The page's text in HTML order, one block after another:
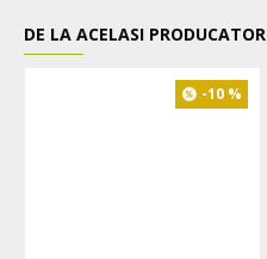
DE LA ACELASI PRODUCATOR
-10 %